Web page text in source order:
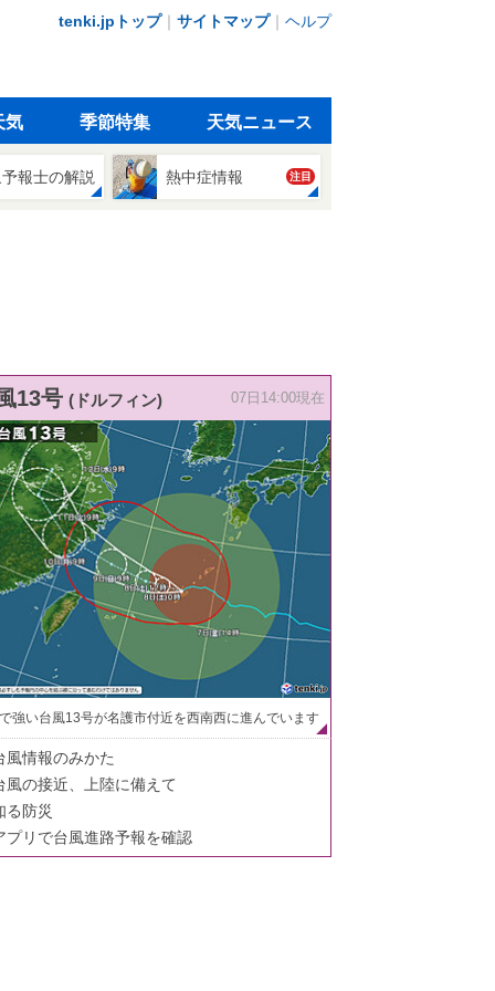
tenki.jpトップ｜ サイトマップ｜ ヘルプ
気 季節特集 天気ニュース
報士の解説 熱中症情報 注目
13号 (ドルフィン) 07日14:00現在
強い台風13号が名護市付近を西南西に進んでいます
風情報のみかた
風の接近、上陸に備えて
る防災
プリで台風進路予報を確認